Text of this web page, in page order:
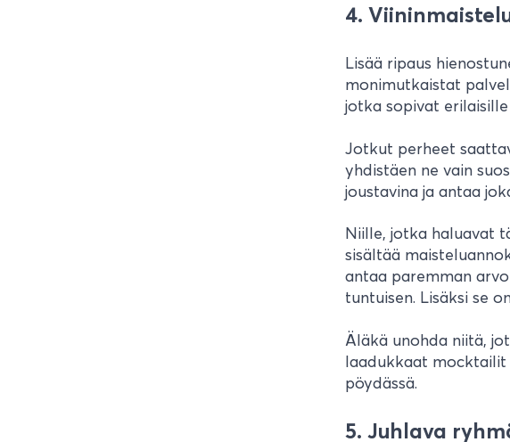
4.
Lisää ripaus
monimutkaistat
jotka sopivat
Jotkut perheet
yhdistäen ne vain
joustavina ja antaa
Niille, jotka haluavat
sisältää
antaa paremman
tuntuisen. Lisäksi se
Äläkä unohda niitä,
laadukkaat
pöydässä.
5. Juhlava